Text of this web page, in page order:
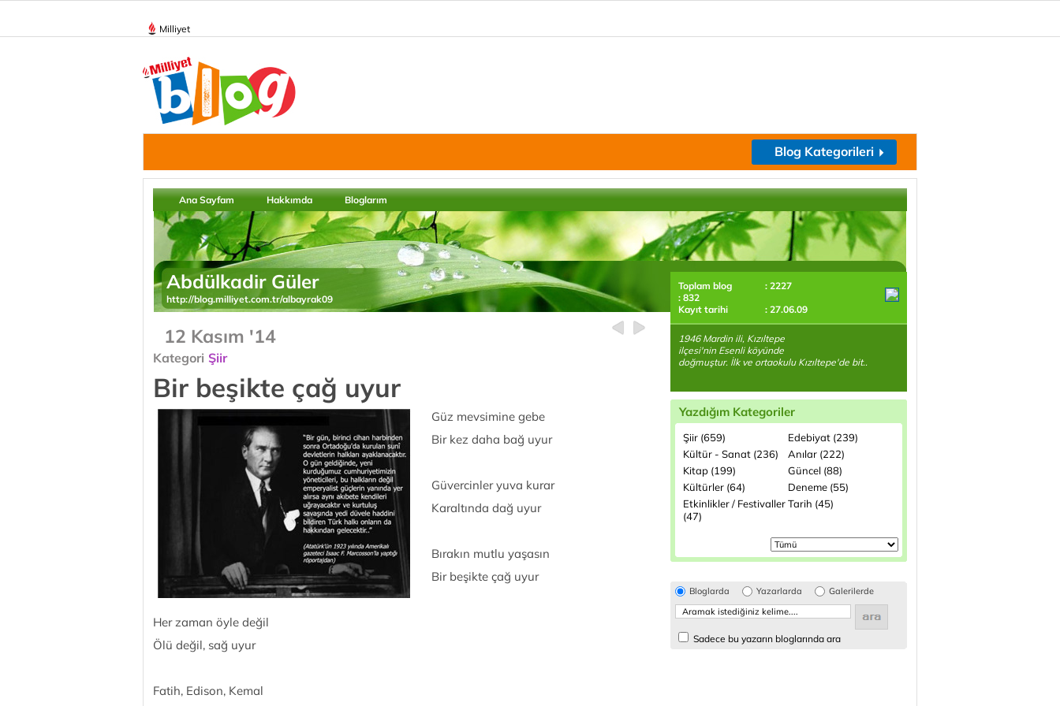
Milliyet
Blog Kategorileri
Ana Sayfam Hakkımda Bloglarım
Abdülkadir Güler
http://blog.milliyet.com.tr/albayrak09
12 Kasım '14
Kategori Şiir
Bir beşikte çağ uyur
Güz mevsimine gebe
Bir kez daha bağ uyur
Güvercinler yuva kurar
Karaltında dağ uyur
Bırakın mutlu yaşasın
Bir beşikte çağ uyur
Her zaman öyle değil
Ölü değil, sağ uyur
Fatih, Edison, Kemal
Toplam blog
: 2227
: 832
Kayıt tarihi
: 27.06.09
1946 Mardin ili, Kızıltepe
ilçesi'nin Esenli köyünde
doğmuştur. İlk ve ortaokulu Kızıltepe'de bit..
Yazdığım Kategoriler
Şiir (659)
Edebiyat (239)
Kültür - Sanat (236)
Anılar (222)
Kitap (199)
Güncel (88)
Kültürler (64)
Deneme (55)
Etkinlikler / Festivaller
(47)
Tarih (45)
Bloglarda Yazarlarda Galerilerde
Sadece bu yazarın bloglarında ara